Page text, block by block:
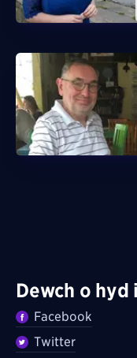
Dewch o hyd
Facebook
Twitter